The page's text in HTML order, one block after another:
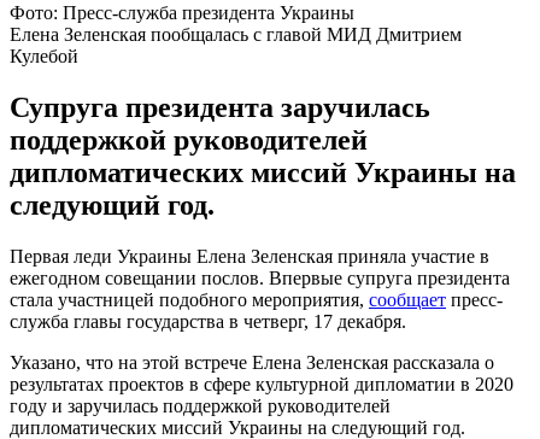
Фото: Пресс-служба президента Украины
Елена Зеленская пообщалась с главой МИД Дмитрием
Кулебой
Супруга президента заручилась
поддержкой руководителей
дипломатических миссий Украины на
следующий год.
Первая леди Украины Елена Зеленская приняла участие в
ежегодном совещании послов. Впервые супруга президента
стала участницей подобного мероприятия, сообщает пресс-
служба главы государства в четверг, 17 декабря.
Указано, что на этой встрече Елена Зеленская рассказала о
результатах проектов в сфере культурной дипломатии в 2020
году и заручилась поддержкой руководителей
дипломатических миссий Украины на следующий год.